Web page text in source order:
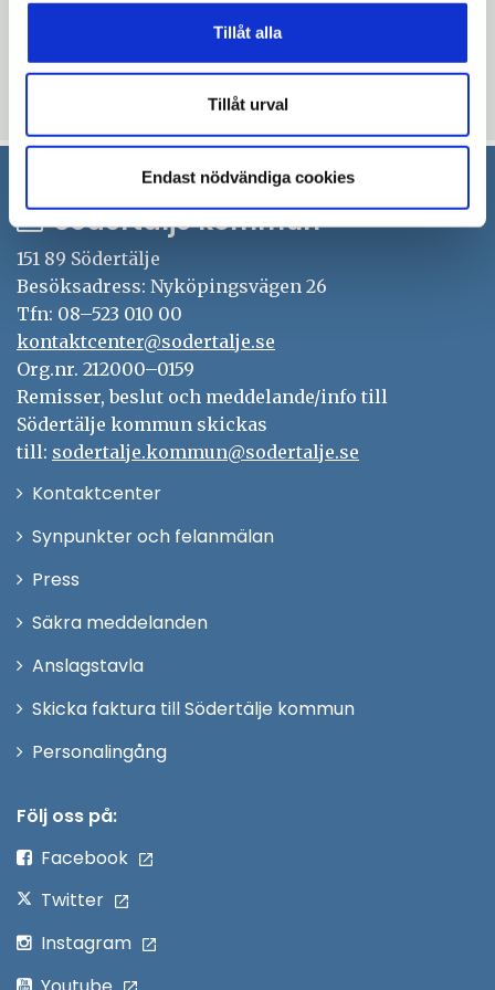
Tillåt alla
Tillåt urval
Endast nödvändiga cookies
Anmäl dig här
Södertälje kommun
151 89 Södertälje
Besöksadress: Nyköpingsvägen 26
Tfn: 08–523 010 00
kontaktcenter@sodertalje.se
Org.nr. 212000–0159
Remisser, beslut och meddelande/info till
Södertälje kommun skickas
till: sodertalje.kommun@sodertalje.se
KontaktcenterÖppna
Synpunkter och felanmälan
Press
fönster
Säkra meddelanden
Anslagstavla
Skicka faktura till Södertälje kommun
PersonalingångÖppna
Följ oss på:
Facebook
Twitter
Instagram